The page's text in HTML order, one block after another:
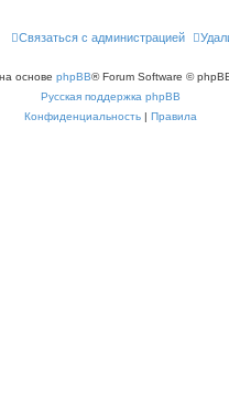
Связаться с администрацией
основе phpBB® Forum Software ©
Русская поддержка phpBB
Конфиденциальность | Правила